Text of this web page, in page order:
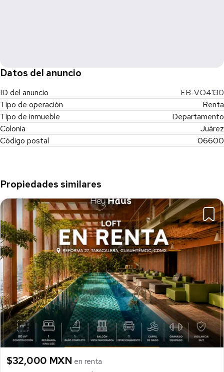
Datos del anuncio
ID del anuncio
EB-VO4130
Tipo de operación
Renta
Tipo de inmueble
Departamento
Colonia
Juárez
Código postal
06600
Propiedades similares
$32,000 MXN en renta